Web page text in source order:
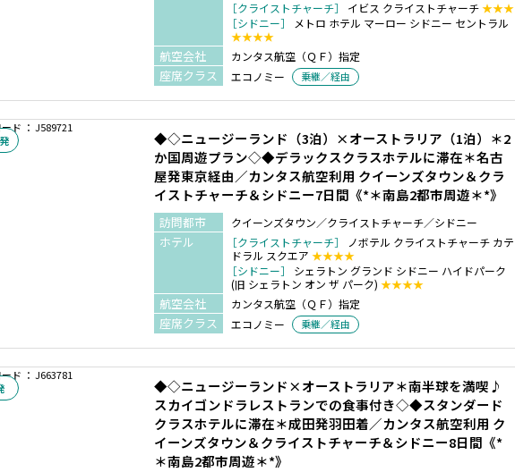
［クライストチャーチ］
イビス クライストチャーチ★★★
［シドニー］
メトロ ホテル マーロー シドニー セントラル
★★★★
航空会社 カンタス航空（ＱＦ）指定
座席クラス エコノミー 乗継／経由
ド ： J589721
◆◇ニュージーランド（3泊）×オーストラリア（1泊）＊2
か国周遊プラン◇◆デラックスクラスホテルに滞在＊名古
屋発東京経由／カンタス航空利用 クイーンズタウン＆クラ
イストチャーチ＆シドニー7日間《*＊南島2都市周遊＊*》
訪問都市 クイーンズタウン／クライストチャーチ／シドニー
ホテル ［クライストチャーチ］
ノボテル クライストチャーチ カテ
ドラル スクエア ★★★★
［シドニー］
シェラトン グランド シドニー ハイドパーク
(旧 シェラトン オン ザ パーク) ★★★★
航空会社 カンタス航空（ＱＦ）指定
座席クラス エコノミー 乗継／経由
ド ： J663781
◆◇ニュージーランド×オーストラリア＊南半球を満喫♪
スカイゴンドラレストランでの食事付き◇◆スタンダード
クラスホテルに滞在＊成田発羽田着／カンタス航空利用 ク
イーンズタウン＆クライストチャーチ＆シドニー8日間《*
＊南島2都市周遊＊*》